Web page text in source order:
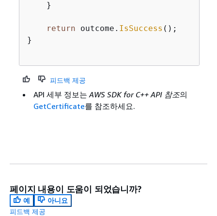
    }
return outcome. IsSuccess ();
}
피드백 제공
API 세부 정보는AWS SDK for C++ API 참조의
GetCertificate를 참조하세요.
페이지 내용이 도움이 되었습니까?
예
아니요
피드백 제공